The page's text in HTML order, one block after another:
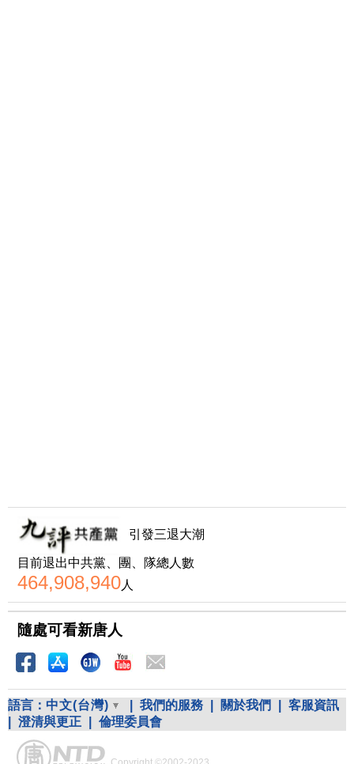
引發三退大潮
目前退出中共黨、團、隊總人數
464,908,940人
隨處可看新唐人
語言： 中文(台灣) 我們的服務 關於我們
客服資訊
澄清與更正 倫理委員會